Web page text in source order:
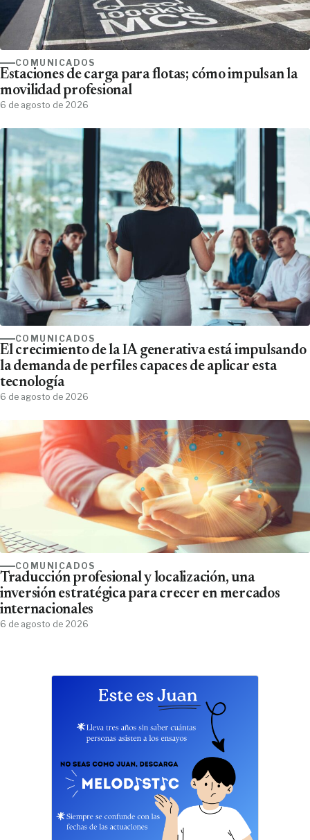
COMUNICADOS
Estaciones de carga para flotas; cómo impulsan la
movilidad profesional
6 de agosto de 2026
COMUNICADOS
El crecimiento de la IA generativa está impulsando
la demanda de perfiles capaces de aplicar esta
tecnología
6 de agosto de 2026
COMUNICADOS
Traducción profesional y localización, una
inversión estratégica para crecer en mercados
internacionales
6 de agosto de 2026